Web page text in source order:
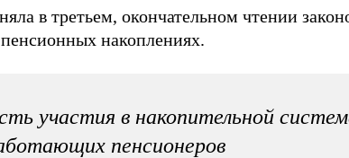
в третьем, окончательном чтении
накоплениях.
участия в накопительной
пенсионеров